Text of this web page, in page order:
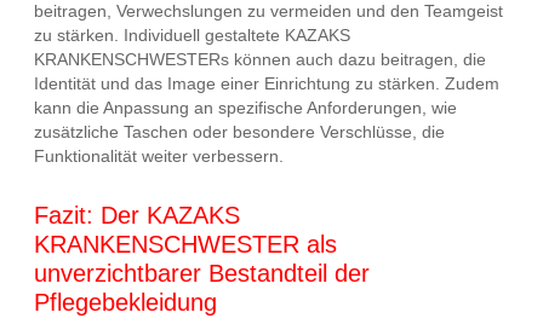
beitragen, Verwechslungen zu vermeiden und den Teamgeist
zu stärken. Individuell gestaltete KAZAKS
KRANKENSCHWESTERs können auch dazu beitragen, die
Identität und das Image einer Einrichtung zu stärken. Zudem
kann die Anpassung an spezifische Anforderungen, wie
zusätzliche Taschen oder besondere Verschlüsse, die
Funktionalität weiter verbessern.
Fazit: Der KAZAKS
KRANKENSCHWESTER als
unverzichtbarer Bestandteil der
Pflegebekleidung